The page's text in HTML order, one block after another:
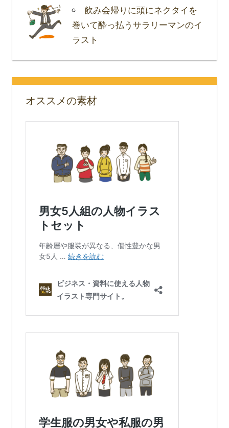
飲み会帰りに頭にネクタイを
巻いて酔っ払うサラリーマンのイ
ラスト
オススメの素材